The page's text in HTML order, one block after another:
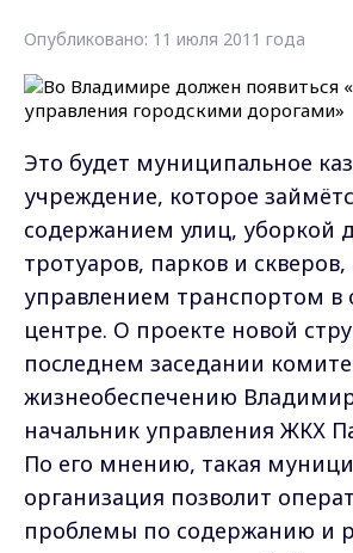
Опубликовано: 11 июля 2011 года
Это будет муниципальное
учреждение, которое
содержанием улиц, уборкой
тротуаров, парков и скверов,
управлением транспортом в
центре. О проекте новой
последнем заседании
жизнеобеспечению
начальник управления ЖКХ
По его мнению, такая
организация позволит
проблемы по содержанию и